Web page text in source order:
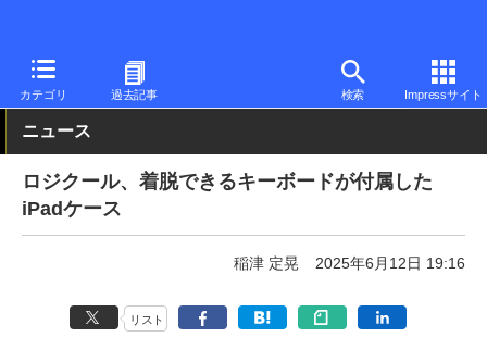
カテゴリ 過去記事 検索 Impressサイト
PC Watch 半導体/周辺機器 Bluetooth
ニュース
ロジクール、着脱できるキーボードが付属した
iPadケース
稲津 定晃 2025年6月12日 19:16
リスト